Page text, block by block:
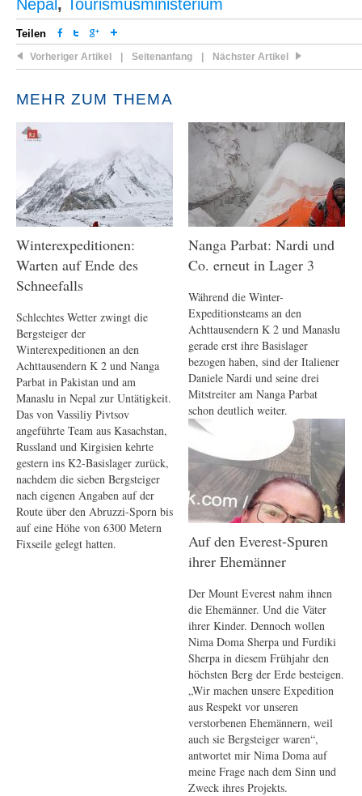
Nepal , Tourismusministerium
Teilen
Vorheriger Artikel Seitenanfang Nächster Artikel
MEHR ZUM THEMA
Winterexpeditionen:
Warten auf Ende des
Schneefalls
Schlechtes Wetter zwingt die
Bergsteiger der
Winterexpeditionen an den
Achttausendern K 2 und Nanga
Parbat in Pakistan und am
Manaslu in Nepal zur Untätigkeit.
Das von Vassiliy Pivtsov
angeführte Team aus Kasachstan,
Russland und Kirgisien kehrte
gestern ins K2-Basislager zurück,
nachdem die sieben Bergsteiger
nach eigenen Angaben auf der
Route über den Abruzzi-Sporn bis
auf eine Höhe von 6300 Metern
Fixseile gelegt hatten.
Nanga Parbat: Nardi und
Co. erneut in Lager 3
Während die Winter-
Expeditionsteams an den
Achttausendern K 2 und Manaslu
gerade erst ihre Basislager
bezogen haben, sind der Italiener
Daniele Nardi und seine drei
Mitstreiter am Nanga Parbat
schon deutlich weiter.
Auf den Everest-Spuren
ihrer Ehemänner
Der Mount Everest nahm ihnen
die Ehemänner. Und die Väter
ihrer Kinder. Dennoch wollen
Nima Doma Sherpa und Furdiki
Sherpa in diesem Frühjahr den
höchsten Berg der Erde besteigen.
„Wir machen unsere Expedition
aus Respekt vor unseren
verstorbenen Ehemännern, weil
auch sie Bergsteiger waren“,
antwortet mir Nima Doma auf
meine Frage nach dem Sinn und
Zweck ihres Projekts.